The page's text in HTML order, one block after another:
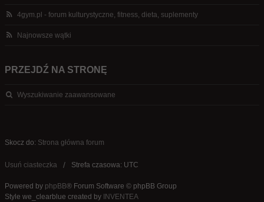
4gym.pl - forum kulturystyczne, fitness, dieta, suplementy
Najnowsze wątki
PRZEJDŹ NA STRONĘ
Wyszukiwanie zaawansowane
Skocz do: Strona główna forum
Usuń ciasteczka Strefa czasowa: UTC
Powered by phpBB® Forum Software © phpBB Group
Style we_clearblue created by INVENTEA